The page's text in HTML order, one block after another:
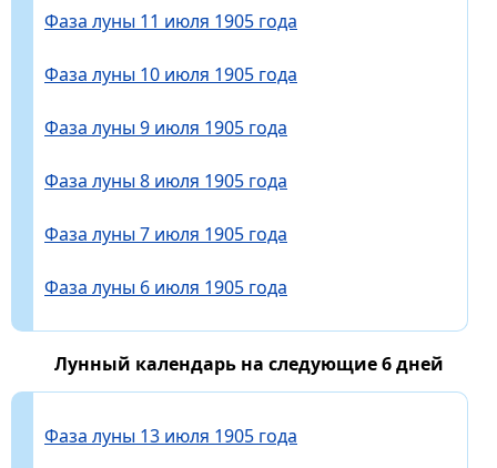
Фаза луны 11 июля 1905 года
Фаза луны 10 июля 1905 года
Фаза луны 9 июля 1905 года
Фаза луны 8 июля 1905 года
Фаза луны 7 июля 1905 года
Фаза луны 6 июля 1905 года
Лунный календарь на следующие 6 дней
Фаза луны 13 июля 1905 года